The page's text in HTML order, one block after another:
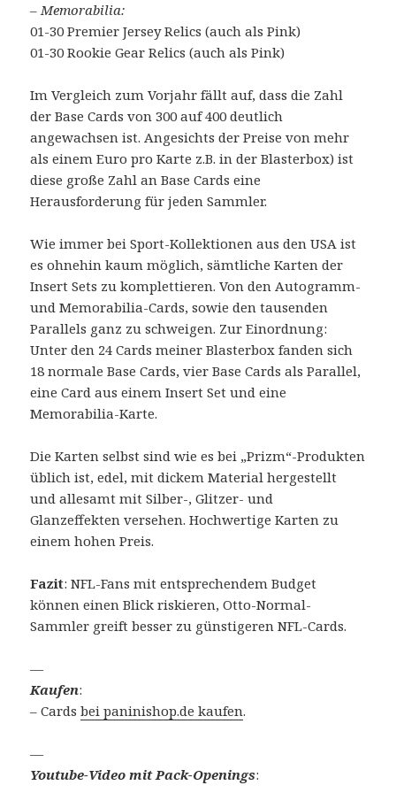
– Memorabilia:
01-30 Premier Jersey Relics (auch als Pink)
01-30 Rookie Gear Relics (auch als Pink)
Im Vergleich zum Vorjahr fällt auf, dass die Zahl
der Base Cards von 300 auf 400 deutlich
angewachsen ist. Angesichts der Preise von mehr
als einem Euro pro Karte z.B. in der Blasterbox) ist
diese große Zahl an Base Cards eine
Herausforderung für jeden Sammler.
Wie immer bei Sport-Kollektionen aus den USA ist
es ohnehin kaum möglich, sämtliche Karten der
Insert Sets zu komplettieren. Von den Autogramm-
und Memorabilia-Cards, sowie den tausenden
Parallels ganz zu schweigen. Zur Einordnung:
Unter den 24 Cards meiner Blasterbox fanden sich
18 normale Base Cards, vier Base Cards als Parallel,
eine Card aus einem Insert Set und eine
Memorabilia-Karte.
Die Karten selbst sind wie es bei „Prizm“-Produkten
üblich ist, edel, mit dickem Material hergestellt
und allesamt mit Silber-, Glitzer- und
Glanzeffekten versehen. Hochwertige Karten zu
einem hohen Preis.
Fazit: NFL-Fans mit entsprechendem Budget
können einen Blick riskieren, Otto-Normal-
Sammler greift besser zu günstigeren NFL-Cards.
—
Kaufen:
– Cardsbei paninishop.de kaufen.
—
Youtube-Video mit Pack-Openings: